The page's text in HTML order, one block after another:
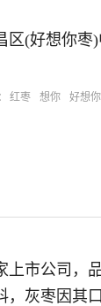
区(好想你枣
红枣 想你 好想你
上市公司，
灰枣因其